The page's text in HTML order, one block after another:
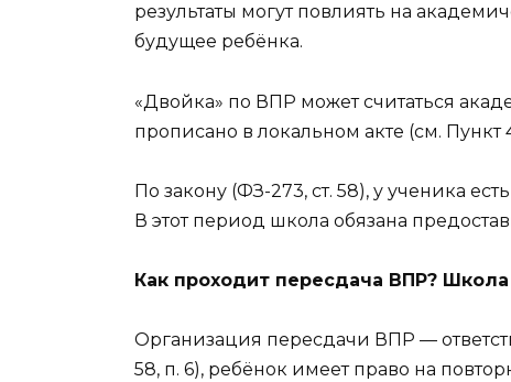
результаты могут повлиять на
будущее ребёнка.
«Двойка» по ВПР может считаться
прописано в локальном акте (см. Пункт
По закону (ФЗ-273, ст. 58), у ученика
В этот период школа обязана
Как проходит пересдача ВПР? Школа
Организация пересдачи ВПР —
58, п. 6), ребёнок имеет право на